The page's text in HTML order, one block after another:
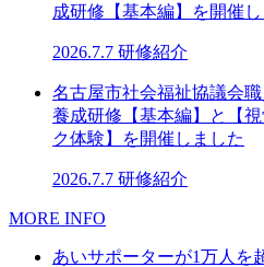
成研修【基本編】を開催
2026.7.7 研修紹介
名古屋市社会福祉協議会
養成研修【基本編】と【
ク体験】を開催しました
2026.7.7 研修紹介
MORE INFO
あいサポーターが1万人を